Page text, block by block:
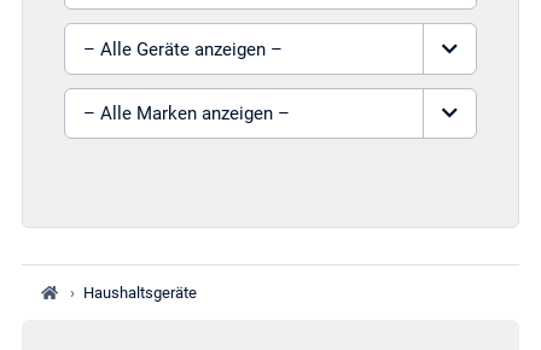
Gerät auswählen
Marke auswählen
› Haushaltsgeräte